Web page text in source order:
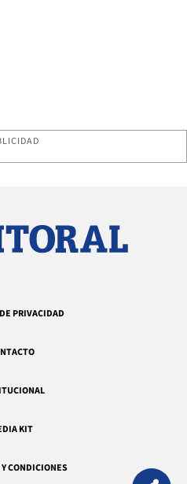
PRIVACIDAD
KIT
CONDICIONES